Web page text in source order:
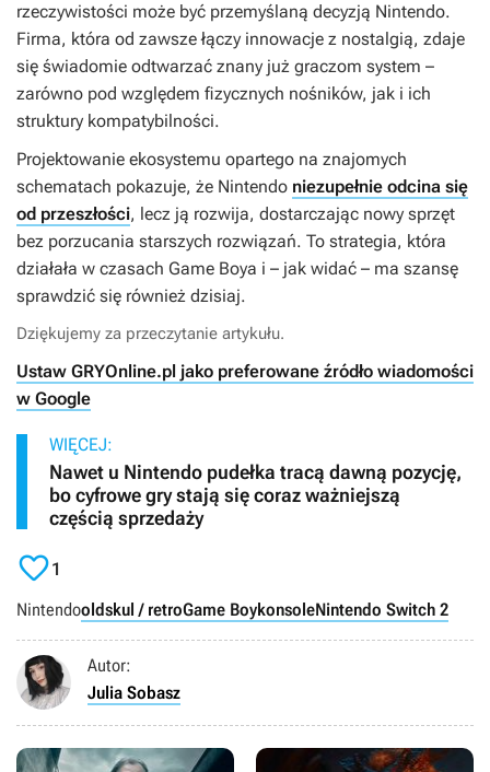
rzeczywistości może być przemyślaną decyzją Nintendo.
Firma, która od zawsze łączy innowacje z nostalgią, zdaje
się świadomie odtwarzać znany już graczom system –
zarówno pod względem fizycznych nośników, jak i ich
struktury kompatybilności.
Projektowanie ekosystemu opartego na znajomych
schematach pokazuje, że Nintendo niezupełnie odcina się
od przeszłości, lecz ją rozwija, dostarczając nowy sprzęt
bez porzucania starszych rozwiązań. To strategia, która
działała w czasach Game Boya i – jak widać – ma szansę
sprawdzić się również dzisiaj.
Dziękujemy za przeczytanie artykułu.
Ustaw GRYOnline.pl jako preferowane źródło wiadomości
w Google
WIĘCEJ:
Nawet u Nintendo pudełka tracą dawną pozycję,
bo cyfrowe gry stają się coraz ważniejszą
częścią sprzedaży
1
Nintendooldskul / retroGame BoykonsoleNintendo Switch 2
Autor:
Julia Sobasz